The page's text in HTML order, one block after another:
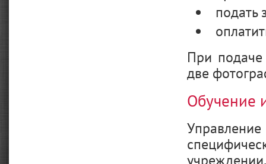
подать
При
две
Обучение